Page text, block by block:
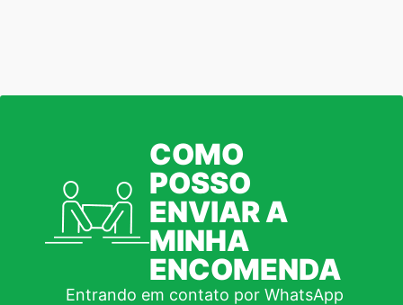
COMO
POSSO
ENVIAR A
MINHA
ENCOMENDA
Entrando em contato por WhatsApp